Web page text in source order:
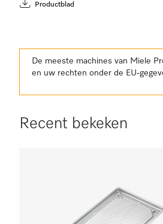
Productblad
De meeste machines van Miele
en uw rechten onder de EU-
Recent bekeken